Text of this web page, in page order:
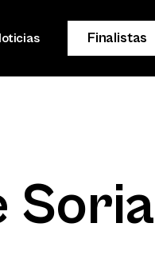
Finalistas